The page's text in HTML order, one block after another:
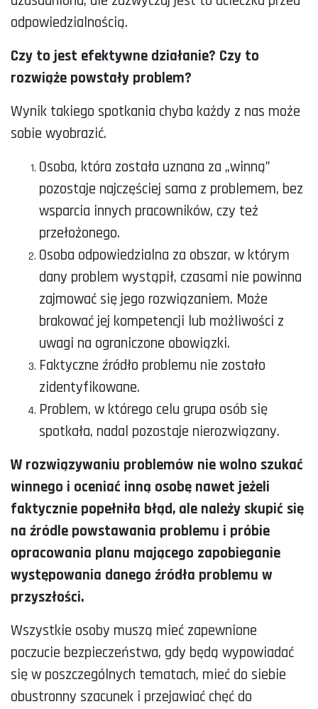
odpowiedzialnością.
Czy to jest efektywne działanie? Czy to
rozwiąże powstały problem?
Wynik takiego spotkania chyba każdy z nas może
sobie wyobrazić.
Osoba, która została uznana za „winną”
pozostaje najczęściej sama z problemem, bez
wsparcia innych pracowników, czy też
przełożonego.
Osoba odpowiedzialna za obszar, w którym
dany problem wystąpił, czasami nie powinna
zajmować się jego rozwiązaniem. Może
brakować jej kompetencji lub możliwości z
uwagi na ograniczone obowiązki.
Faktyczne źródło problemu nie zostało
zidentyfikowane.
Problem, w którego celu grupa osób się
spotkała, nadal pozostaje nierozwiązany.
W rozwiązywaniu problemów nie wolno szukać
winnego i oceniać inną osobę nawet jeżeli
faktycznie popełniła błąd, ale należy skupić się
na źródle powstawania problemu i próbie
opracowania planu mającego zapobieganie
występowania danego źródła problemu w
przyszłości.
Wszystkie osoby muszą mieć zapewnione
poczucie bezpieczeństwa, gdy będą wypowiadać
się w poszczególnych tematach, mieć do siebie
obustronny szacunek i przejawiać chęć do